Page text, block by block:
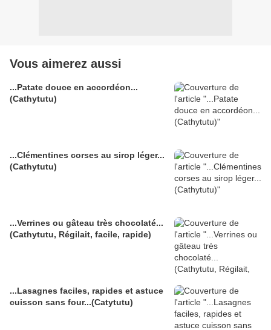
Vous aimerez aussi
...Patate douce en accordéon...
(Cathytutu)
...Clémentines corses au sirop léger...
(Cathytutu)
...Verrines ou gâteau très chocolaté...
(Cathytutu, Régilait, facile, rapide)
...Lasagnes faciles, rapides et astuce
cuisson sans four...(Catytutu)